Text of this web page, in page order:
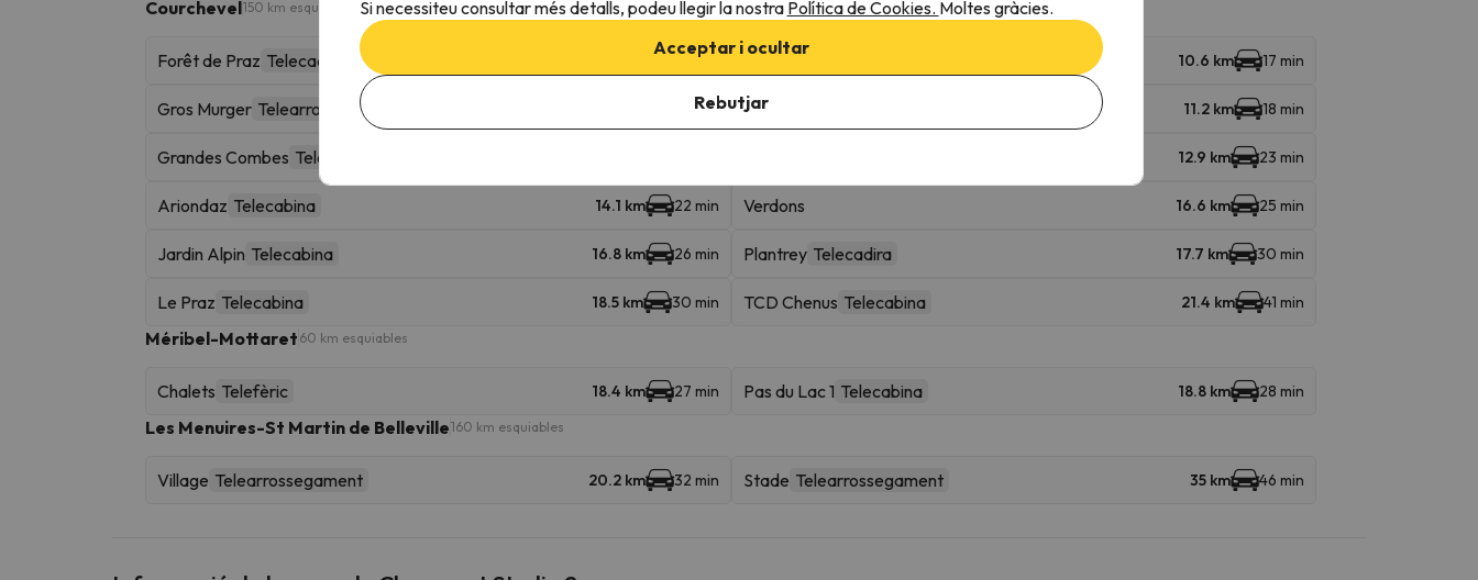
Courchevel150 km esquiables
Forêt de Praz Telecadira 14 min TC La Tania 10.6 km 17 min
Gros Murger Telearrossegament 17 min Grangettes 11.2 km 18 min
Grandes Combes Telecadira 12.9 km 23 min
Ariondaz Telecabina 14.1 km 22 min Verdons 16.6 km 25 min
Jardin Alpin Telecabina 16.8 km 26 min Plantrey Telecadira 17.7 km 30 min
Le Praz Telecabina 18.5 km 30 min TCD Chenus Telecabina 21.4 km 41 min
Méribel-Mottaret 60 km esquiables
Chalets Telefèric 18.4 km 27 min Pas du Lac 1 Telecabina 18.8 km 28 min
Les Menuires-St Martin de Belleville160 km esquiables
Village Telearrossegament 20.2 km 32 min Stade Telearrossegament 35 km 46 min
Si necessiteu consultar més detalls, podeu llegir la nostra Política de Cookies. Moltes gràcies.
Acceptar i ocultar
Rebutjar